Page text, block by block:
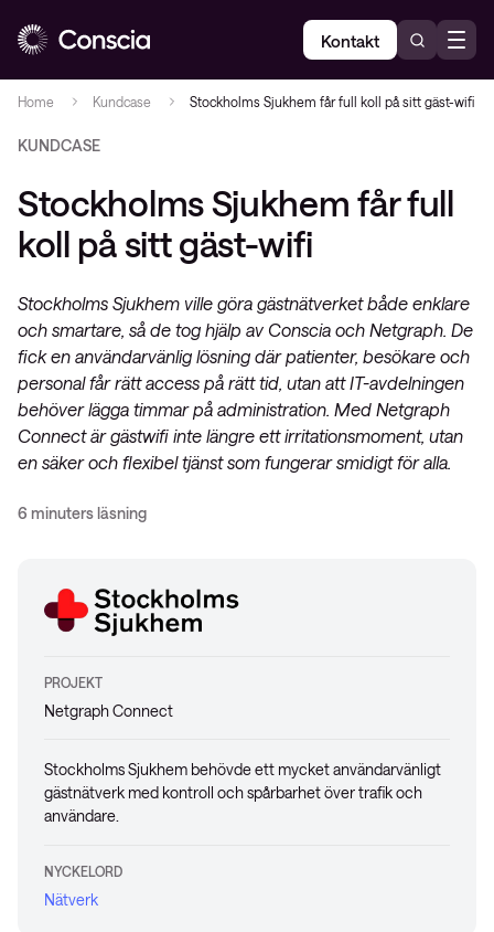
Kontakt
Home Kundcase Stockholms Sjukhem får full koll på sitt gäst-wifi
KUNDCASE
Stockholms Sjukhem får full
koll på sitt gäst-wifi
Stockholms Sjukhem ville göra gästnätverket både enklare
och smartare, så de tog hjälp av Conscia och Netgraph. De
fick en användarvänlig lösning där patienter, besökare och
personal får rätt access på rätt tid, utan att IT-avdelningen
behöver lägga timmar på administration. Med Netgraph
Connect är gästwifi inte längre ett irritationsmoment, utan
en säker och flexibel tjänst som fungerar smidigt för alla.
6 minuters läsning
PROJEKT
Netgraph Connect
Stockholms Sjukhem behövde ett mycket användarvänligt
gästnätverk med kontroll och spårbarhet över trafik och
användare.
NYCKELORD
Nätverk